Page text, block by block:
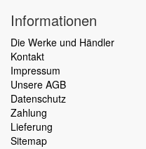
Informationen
Die Werke und Händler
Kontakt
Impressum
Unsere AGB
Datenschutz
Zahlung
Lieferung
Sitemap